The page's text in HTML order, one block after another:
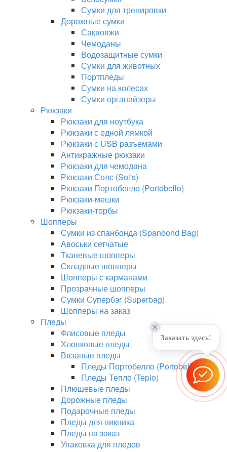
Сумки для тренировки
Дорожные сумки
Саквояжи
Чемоданы
Водозащитные сумки
Сумки для животных
Портпледы
Сумки на колесах
Сумки органайзеры
Рюкзаки
Рюкзаки для ноутбука
Рюкзаки с одной лямкой
Рюкзаки с USB разъемами
Антикражные рюкзаки
Рюкзаки для чемодана
Рюкзаки Солс (Sol's)
Рюкзаки Портобелло (Portobello)
Рюкзаки-мешки
Рюкзаки-торбы
Шопперы
Сумки из спанбонда (Spanbond Bag)
Авоськи сетчатые
Тканевые шопперы
Складные шопперы
Шопперы с карманами
Прозрачные шопперы
Сумки Супербэг (Superbag)
Шопперы на заказ
Пледы
Флисовые пледы
Хлопковые пледы
Вязаные пледы
Пледы Портобелло (Portobello)
Пледы Тепло (Teplo)
Плюшевые пледы
Дорожные пледы
Подарочные пледы
Пледы для пикника
Пледы на заказ
Упаковка для пледов
Заказать здесь!